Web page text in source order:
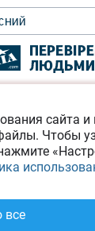
онлайн-
сайта и
Чтобы